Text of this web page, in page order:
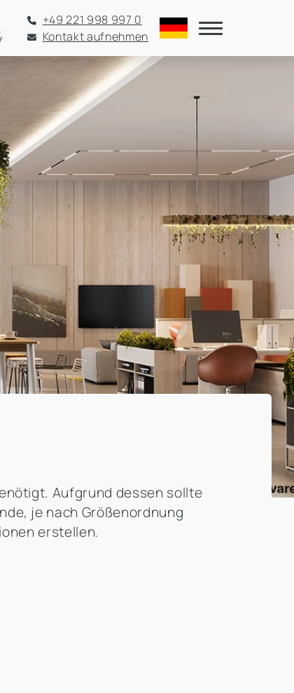
+49 221 998 997 0
Kontakt aufnehmen
Aufgrund dessen sollte
je nach Größenordnung
erstellen.